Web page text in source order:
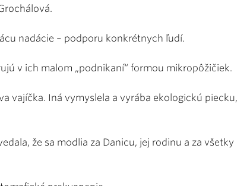
nadácie – podporu konkrétnych ľudí.
v ich malom „podnikaní“ formou mikropôžičiek.
vajíčka. Iná vymyslela a vyrába ekologickú piecku,
že sa modlia za Danicu, jej rodinu a za všetky